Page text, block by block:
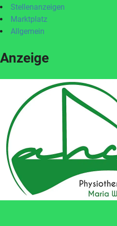
Stellenanzeigen
Marktplatz
Allgemein
Anzeige